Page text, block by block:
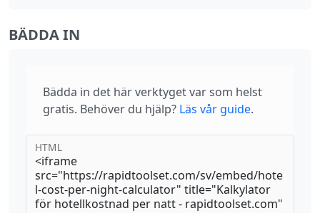
BÄDDA IN
Bädda in det här verktyget var som helst
gratis. Behöver du hjälp? Läs vår guide.
HTML